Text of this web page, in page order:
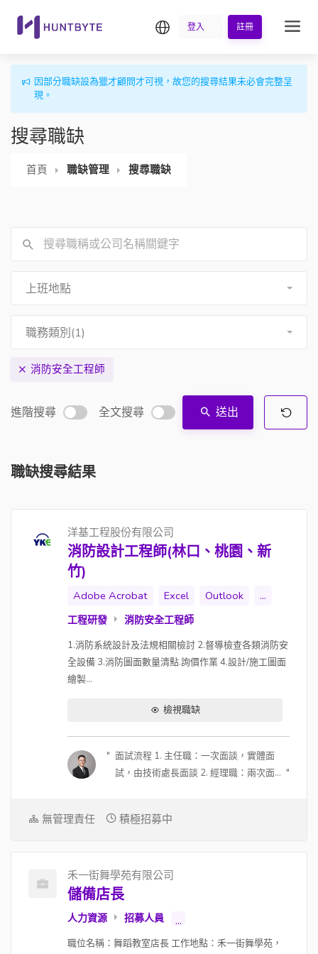
繁中登入 註冊
因部分職缺設為獵才顧問才可視，故您的搜尋結果未必會完整呈
現。
搜尋職缺
首頁 職缺管理 搜尋職缺
上班地點
職務類別(1)
消防安全工程師
進階搜尋 全文搜尋 送出
職缺搜尋結果
洋基工程股份有限公司
消防設計工程師(林口、桃園、新
竹)
Adobe Acrobat Excel Outlook ...
工程研發 消防安全工程師
1.消防系統設計及法規相關檢討 2.督導檢查各類消防安
全設備 3.消防圖面數量清點.詢價作業 4.設計/施工圖面
繪製...
檢視職缺
面試流程 1. 主任職：一次面談，實體面
試，由技術處長面談 2. 經理職：兩次面
3. 可能會在面試中進行測驗，看人選狀
行程可配合) 薪酬福利 1. 有透明的升遷制
度 2. 每年都會有調薪的機制 (每年 12 月
確認隔年調整幅度)，如果入職滿一年或
將近一年就有機會調整 (入職過試用期也
有一次調整的可能性)，調整與否跟幅度
無管理責任 積極招募中
禾一街舞學苑有限公司
儲備店長
人力資源 招募人員 ...
職位名稱：舞蹈教室店長 工作地點：禾一街舞學苑，